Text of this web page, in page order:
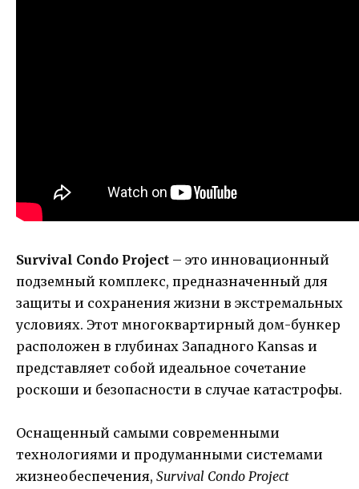
Survival Condo Project – это инновационный
подземный комплекс, предназначенный для
защиты и сохранения жизни в экстремальных
условиях. Этот многоквартирный дом-бункер
расположен в глубинах Западного Kansas и
представляет собой идеальное сочетание
роскоши и безопасности в случае катастрофы.
Оснащенный самыми современными
технологиями и продуманными системами
жизнеобеспечения, Survival Condo Project